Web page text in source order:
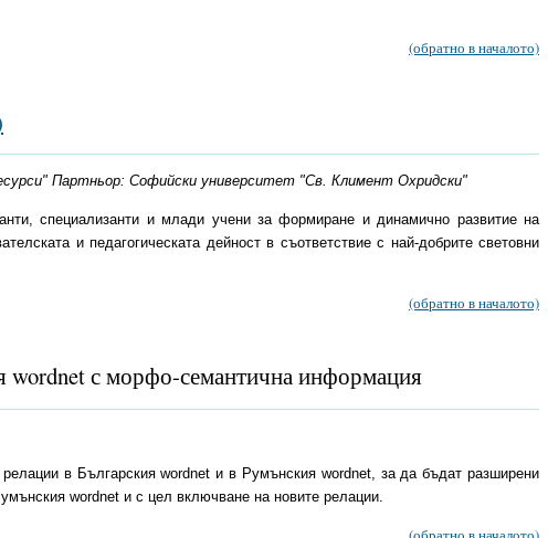
(обратно в началото)
Партньор: Софийски университет "Св. Климент Охридски"
специализанти и млади учени за формиране и динамично развитие на
и педагогическата дейност в съответствие с най-добрите световни
(обратно в началото)
wordnet с морфо-семантична информация
в Българския wordnet и в Румънския wordnet, за да бъдат разширени
wordnet и с цел включване на новите релации.